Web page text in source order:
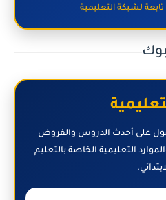
لشبكة التعليمية
على أحدث الدروس والفروض
التعليمية الخاصة بالتعليم